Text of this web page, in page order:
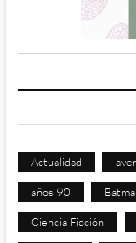
Actualidad
años 90
Ciencia Ficción